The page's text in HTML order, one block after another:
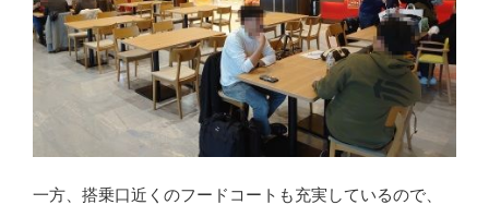
一方、搭乗口近くのフードコートも充実しているので、